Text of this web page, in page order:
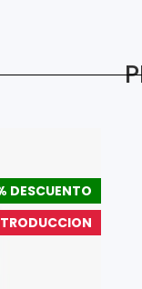
DESCUENTO